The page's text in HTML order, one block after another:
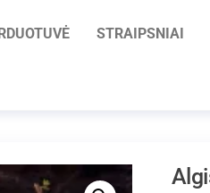
STRAIPSNIAI